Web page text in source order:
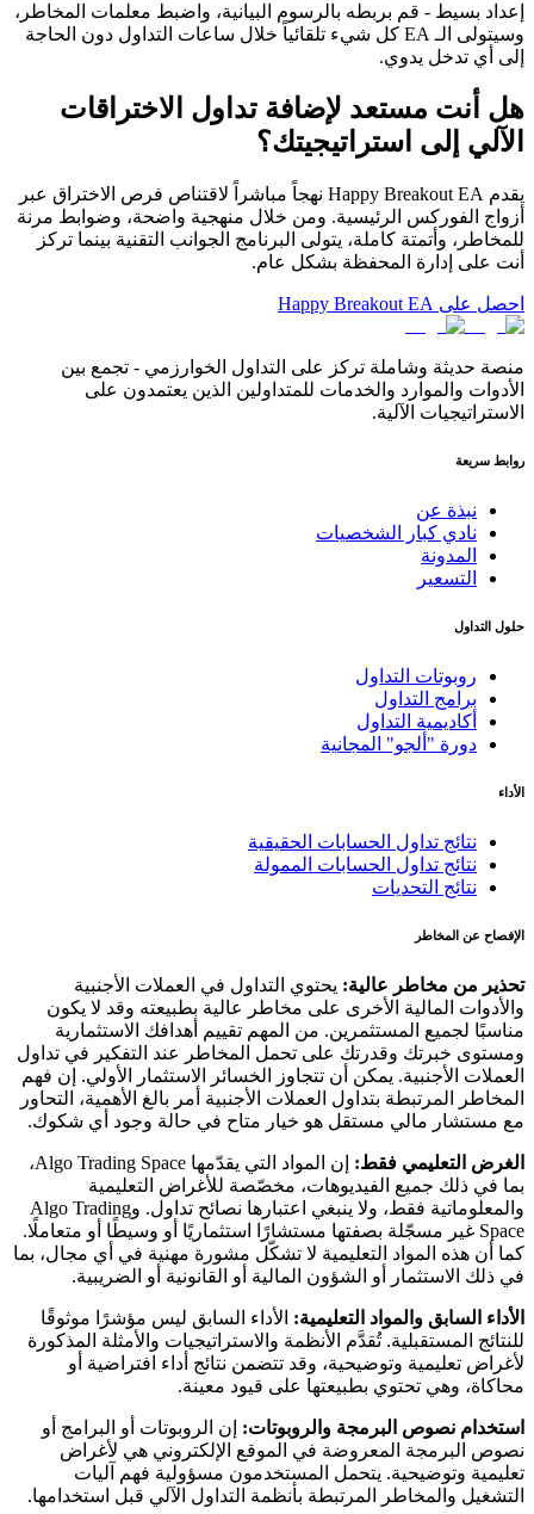
إعداد بسيط - قم بربطه بالرسوم البيانية، واضبط معلمات المخاطر،
وسيتولى الـ EA كل شيء تلقائياً خلال ساعات التداول دون الحاجة
إلى أي تدخل يدوي.
هل أنت مستعد لإضافة تداول الاختراقات
الآلي إلى استراتيجيتك؟
يقدم Happy Breakout EA نهجاً مباشراً لاقتناص فرص الاختراق عبر
أزواج الفوركس الرئيسية. ومن خلال منهجية واضحة، وضوابط مرنة
للمخاطر، وأتمتة كاملة، يتولى البرنامج الجوانب التقنية بينما تركز
أنت على إدارة المحفظة بشكل عام.
احصل على Happy Breakout EA
منصة حديثة وشاملة تركز على التداول الخوارزمي - تجمع بين
الأدوات والموارد والخدمات للمتداولين الذين يعتمدون على
الاستراتيجيات الآلية.
روابط سريعة
نبذة عن
نادي كبار الشخصيات
المدونة
التسعير
حلول التداول
روبوتات التداول
برامج التداول
أكاديمية التداول
دورة "ألجو" المجانية
الأداء
نتائج تداول الحسابات الحقيقية
نتائج تداول الحسابات الممولة
نتائج التحديات
الإفصاح عن المخاطر
تحذير من مخاطر عالية: يحتوي التداول في العملات الأجنبية
والأدوات المالية الأخرى على مخاطر عالية بطبيعته وقد لا يكون
مناسبًا لجميع المستثمرين. من المهم تقييم أهدافك الاستثمارية
ومستوى خبرتك وقدرتك على تحمل المخاطر عند التفكير في تداول
العملات الأجنبية. يمكن أن تتجاوز الخسائر الاستثمار الأولي. إن فهم
المخاطر المرتبطة بتداول العملات الأجنبية أمر بالغ الأهمية، التحاور
مع مستشار مالي مستقل هو خيار متاح في حالة وجود أي شكوك.
الغرض التعليمي فقط:
إن المواد التي يقدّمها Algo Trading Space،
بما في ذلك جميع الفيديوهات، مخصّصة للأغراض التعليمية
والمعلوماتية فقط، ولا ينبغي اعتبارها نصائح تداول. وAlgo Trading
Space غير مسجّلة بصفتها مستشارًا استثماريًا أو وسيطًا أو متعاملًا.
كما أن هذه المواد التعليمية لا تشكّل مشورة مهنية في أي مجال، بما
في ذلك الاستثمار أو الشؤون المالية أو القانونية أو الضريبية.
الأداء السابق والمواد التعليمية: الأداء السابق ليس مؤشرًا موثوقًا
للنتائج المستقبلية. تُقدَّم الأنظمة والاستراتيجيات والأمثلة المذكورة
لأغراض تعليمية وتوضيحية، وقد تتضمن نتائج أداء افتراضية أو
محاكاة، وهي تحتوي بطبيعتها على قيود معينة.
استخدام نصوص البرمجة والروبوتات: إن الروبوتات أو البرامج أو
نصوص البرمجة المعروضة في الموقع الإلكتروني هي لأغراض
تعليمية وتوضيحية. يتحمل المستخدمون مسؤولية فهم آليات
التشغيل والمخاطر المرتبطة بأنظمة التداول الآلي قبل استخدامها.